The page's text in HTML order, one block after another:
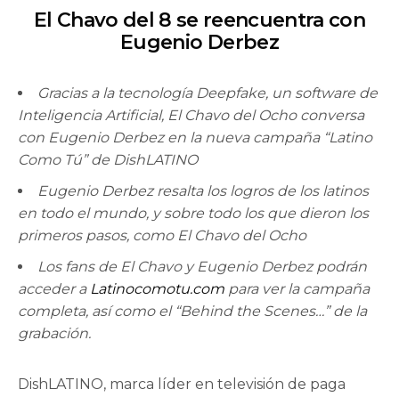
El Chavo del 8 se reencuentra con
Eugenio Derbez
Gracias a la tecnología Deepfake, un software de
Inteligencia Artificial, El Chavo del Ocho conversa
con Eugenio Derbez en la nueva campaña “Latino
Como Tú” de DishLATINO
Eugenio Derbez resalta los logros de los latinos
en todo el mundo, y sobre todo los que dieron los
primeros pasos, como El Chavo del Ocho
Los fans de El Chavo y Eugenio Derbez podrán
acceder a Latinocomotu.com para ver la campaña
completa, así como el “Behind the Scenes…” de la
grabación.
DishLATINO, marca líder en televisión de paga